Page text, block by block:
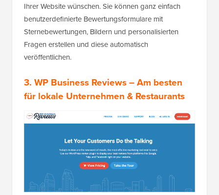
Ihrer Website wünschen. Sie können ganz einfach
benutzerdefinierte Bewertungsformulare mit
Sternebewertungen, Bildern und personalisierten
Fragen erstellen und diese automatisch
veröffentlichen.
3. WP Business Reviews– Am besten
für lokale Unternehmen & Restaurants